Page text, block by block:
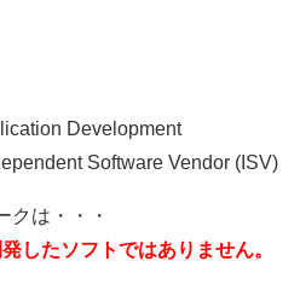
Development
Software Vendor (ISV)
クは・・・
したソフトではありません。